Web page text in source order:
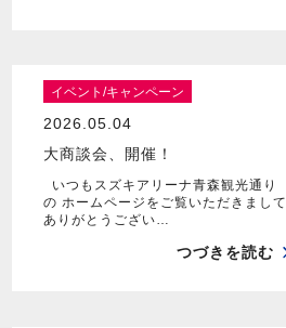
イベント/キャンペーン
2026.05.04
大商談会、開催！
いつもスズキアリーナ青森観光通り
の ホームページをご覧いただきまして
ありがとうござい…
つづきを読む